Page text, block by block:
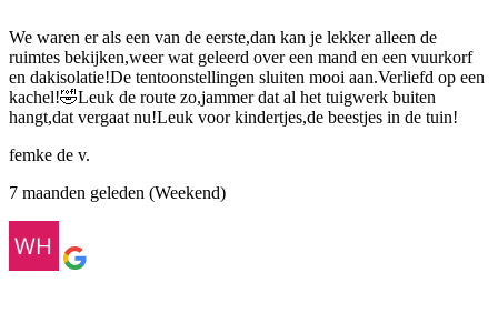
We waren er als een van de eerste,dan kan je lekker alleen de
ruimtes bekijken,weer wat geleerd over een mand en een vuurkorf
en dakisolatie!De tentoonstellingen sluiten mooi aan.Verliefd op een
kachel!🤣Leuk de route zo,jammer dat al het tuigwerk buiten
hangt,dat vergaat nu!Leuk voor kindertjes,de beestjes in de tuin!
femke de v.
7 maanden geleden (Weekend)